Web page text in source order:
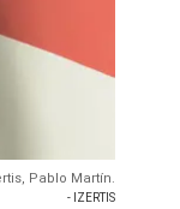
Pablo Martín.
- IZERTIS